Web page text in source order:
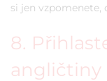
si jen
8.
angličtiny